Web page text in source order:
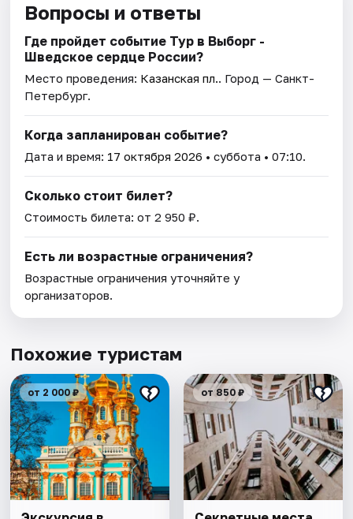
Вопросы и ответы
Где пройдет событие Тур в Выборг -
Шведское сердце России?
Место проведения: Казанская пл.. Город — Санкт-
Петербург.
Когда запланирован событие?
Дата и время: 17 октября 2026 • суббота • 07:10.
Сколько стоит билет?
Стоимость билета: от 2 950 ₽.
Есть ли возрастные ограничения?
Возрастные ограничения уточняйте у
организаторов.
Похожие туристам
от 2 000 ₽ от 850 ₽